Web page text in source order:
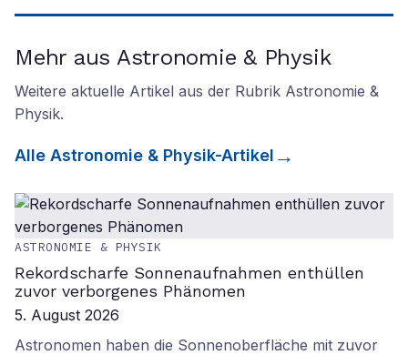
Mehr aus Astronomie & Physik
Weitere aktuelle Artikel aus der Rubrik Astronomie &
Physik.
Alle Astronomie & Physik-Artikel
ASTRONOMIE & PHYSIK
Rekordscharfe Sonnenaufnahmen enthüllen
zuvor verborgenes Phänomen
5. August 2026
Astronomen haben die Sonnenoberfläche mit zuvor